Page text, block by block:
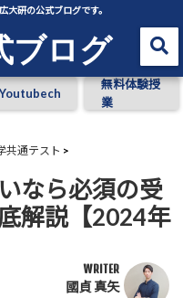
大研の公式ブログです。
ブログ
無料体験授
業
共通テスト
なら必須の受
解説【2024年
WRITER
國貞 真矢